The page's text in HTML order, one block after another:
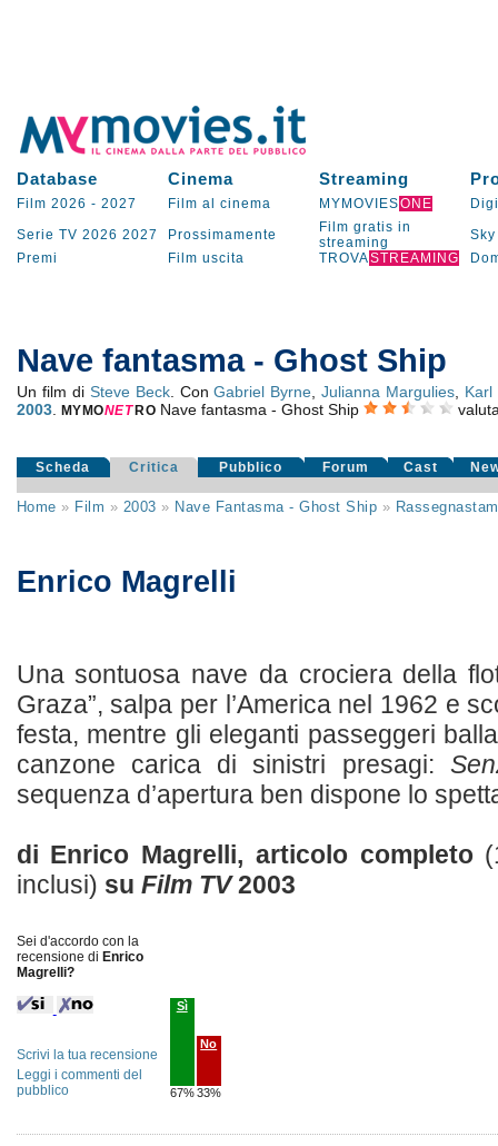
Database Cinema Streaming
Film 2026 - 2027 Film al cinema MYMOVIESONE
Serie TV 2026 2027 Prossimamente
Film gratis in
streaming
Sky
Premi
Film uscita TROVASTREAMING
Nave fantasma - Ghost Ship
Un film di Steve Beck. ConGabriel Byrne ,Julianna Margulies
Karl
2003. MYMONET RO Nave fantasma - Ghost Ship
Scheda Critica Pubblico Forum Cast
Home » Film » 2003 » Nave Fantasma - Ghost Ship »
Enrico Magrelli
Una sontuosa nave da crociera della
Graza”, salpa per l’America nel 1962 e
festa, mentre gli eleganti passeggeri
canzone carica di sinistri presagi:
sequenza d’apertura ben dispone lo
di Enrico Magrelli, articolo completo
inclusi) su Film TV2003
Sei d'accordo con la
recensione di Enrico
Magrelli?
Sì
67%
No
33%
Scrivi la tua recensione
Leggi i commenti del
pubblico